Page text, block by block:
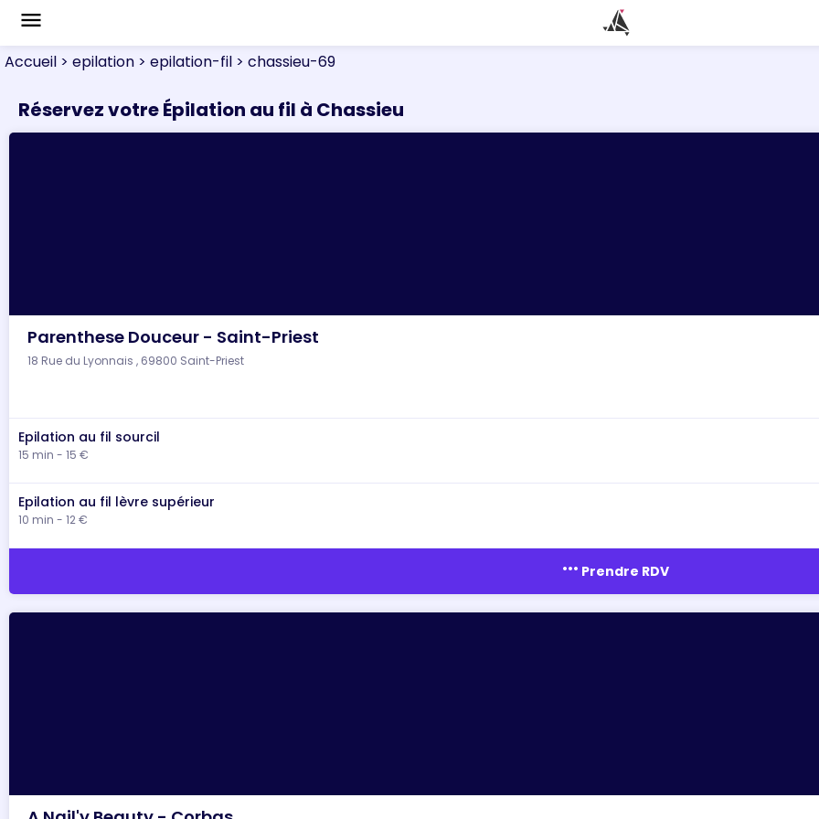
menu
Accueil > epilation > epilation-fil > chassieu-69
Réservez votre Épilation au fil à Chassieu
Parenthese Douceur - Saint-Priest
18 Rue du Lyonnais , 69800 Saint-Priest
Epilation au fil sourcil
15 min - 15 €
Epilation au fil lèvre supérieur
10 min - 12 €
more_horiz Prendre RDV